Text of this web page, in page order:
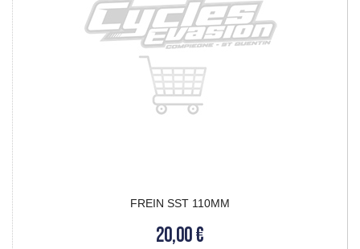
FREIN SST 110MM
20,00 €